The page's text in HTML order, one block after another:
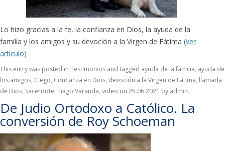
Lo hizo gracias a la fe, la confianza en Dios, la ayuda de la
familia y los amigos y su devoción a la Virgen de Fátima (ver
artículo)
This entry was posted in Testimonios and tagged ayuda de la familia, ayuda de
los amigos, Ciego, Confianza en Dios, devoción a la Virgen de Fátima, llamada
de Dios, Sacerdote, Tiago Varanda, video on 25.06.2021 by admin.
De Judio Ortodoxo a Católico. La
conversión de Roy Schoeman